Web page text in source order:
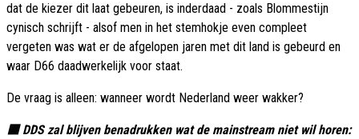
dat de kiezer dit laat gebeuren, is inderdaad - zoals Blommestijn
cynisch schrijft - alsof men in het stemhokje even compleet
vergeten was wat er de afgelopen jaren met dit land is gebeurd en
waar D66 daadwerkelijk voor staat.
De vraag is alleen: wanneer wordt Nederland weer wakker?
🟥 DDS zal blijven benadrukken wat de mainstream niet wil horen: